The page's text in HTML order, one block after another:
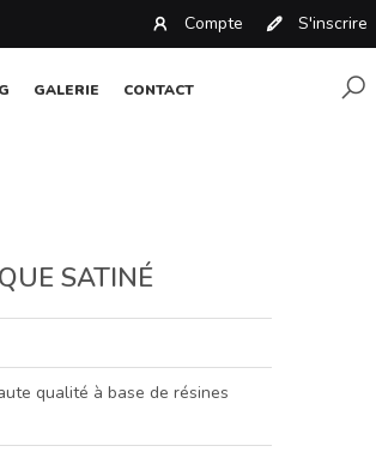
Compte S'inscrire
GALERIE CONTACT
SATINÉ
qualité à base de résines